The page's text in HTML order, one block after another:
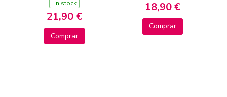
En stock
21,90 €
Comprar
18,90 €
Comprar